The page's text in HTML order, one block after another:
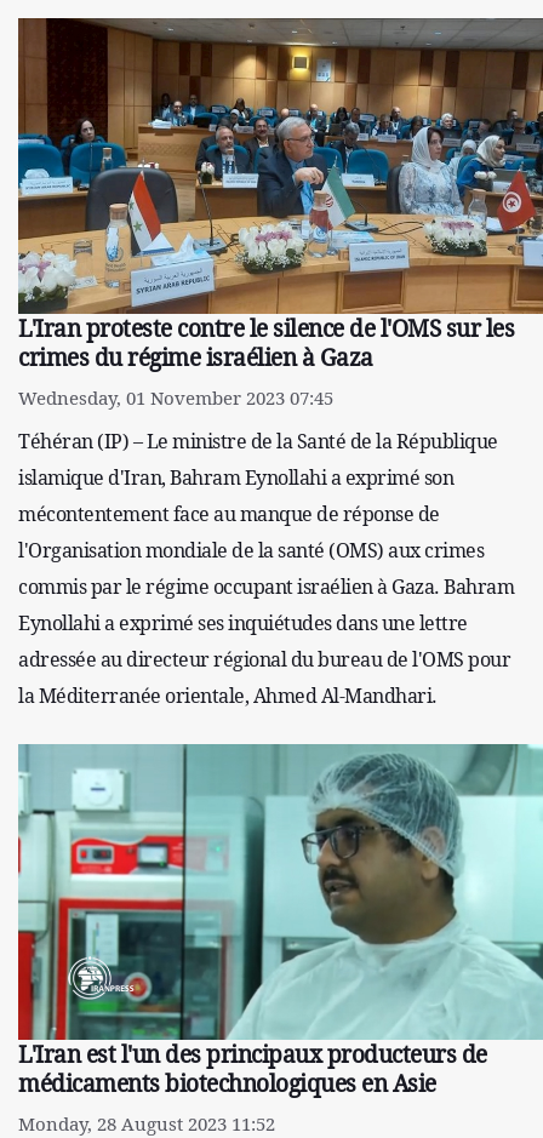
L'Iran proteste contre le silence de l'OMS sur les
crimes du régime israélien à Gaza
Wednesday, 01 November 2023 07:45
Téhéran (IP) – Le ministre de la Santé de la République
islamique d'Iran, Bahram Eynollahi a exprimé son
mécontentement face au manque de réponse de
l'Organisation mondiale de la santé (OMS) aux crimes
commis par le régime occupant israélien à Gaza. Bahram
Eynollahi a exprimé ses inquiétudes dans une lettre
adressée au directeur régional du bureau de l'OMS pour
la Méditerranée orientale, Ahmed Al-Mandhari.
L'Iran est l'un des principaux producteurs de
médicaments biotechnologiques en Asie
Monday, 28 August 2023 11:52